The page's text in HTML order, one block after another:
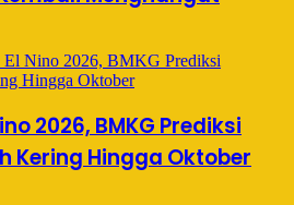
2026, BMKG Prediksi
Kering Hingga Oktober